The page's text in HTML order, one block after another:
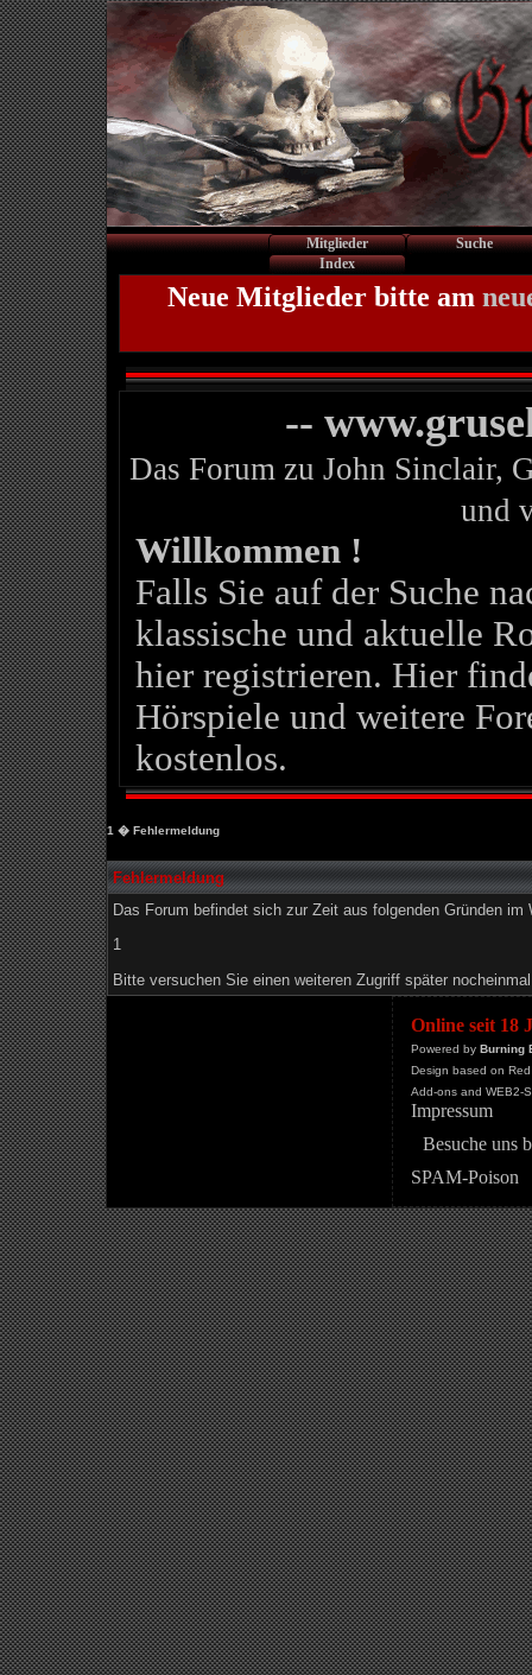
Mitglieder
Suche
Index
Neue Mitglieder bitte am
--
Das Forum zu John Sinclair,
und
Willkommen !
Falls Sie auf der Suche
klassische und aktuelle
hier registrieren. Hier
Hörspiele und weitere
kostenlos.
1 � Fehlermeldung
Fehlermeldung
Das Forum befindet sich zur Zeit aus folgenden Gründen im
1
Bitte versuchen Sie einen weiteren Zugriff später
Online seit 18
Powered by Burning
Design based on
Add-ons and WEB2-
Impressum
Besuche uns
SPAM-Poison